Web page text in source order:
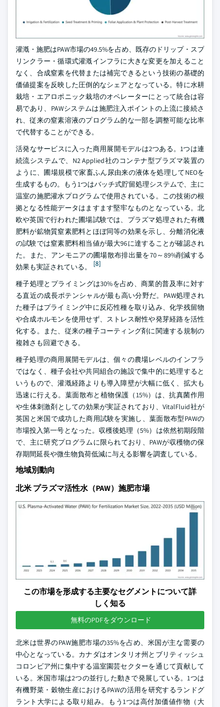
灌漑・施肥はPAW市場の49.5%を占め、既存のドリップ・スプ
リンクラー・循環式灌漑インフラに大きな変更を加えること
なく、合成窒素を代替または補完できるという技術の基礎的
価値提案を反映した圧倒的なシェアとなっている。特に水耕
栽培・エアロポニック栽培のオペレーターにとって統合は容
易であり、PAWシステムは施肥注入ポイントの上流に接続さ
れ、従来の窒素溶液のプログラム的な一部を調整可能な比率
で代替することができる。
活発なサービスに入った商用展開モデルは2つある。1つは連
続流システムで、N2 Applied社のコンテナ型プラズマ装置の
ように、圃場規模で家畜ふん尿由来の液体を処理してNEOを
生成するもの。もう1つはバッチ式貯留処理システムで、主に
温室の施肥灌水プログラムで使用されている。この技術の根
拠となる性能データはますます堅牢なものとなっている。北
欧や英国で行われた圃場試験では、プラズマ処理された有機
肥料が鉱物質窒素肥料とほぼ同等の効果を示し、分離消化液
の試験では窒素肥料相当値が最大96に達することが確認され
た。また、アンモニアの圃場散布排出量を70～89%削減する
効果も実証されている。
[8]
種子処理とプライミングは30%を占め、商業的普及率に対す
る直近の成長ポテンシャルが最も高い分野だ。PAW処理され
た種子はプライミング中に反応性種を取り込み、化学残留物
や合成ホルモンを使用せず、ストレス耐性や発芽経路を活性
化する。また、従来の種子コーティング剤に関連する規制の
複雑さも回避できる。
種子処理の商用展開モデルは、個々の農場レベルのインフラ
ではなく、種子会社や共同組合の施設で集中的に処理すると
いうもので、灌漑経路よりも導入障壁が大幅に低く、拡大も
迅速に行える。葉面散布と植物保護（15%）は、抗真菌作用
や生体刺激剤としての効果が実証されており、VitalFluid社が
英国と米国で成功した商用試験を実施し、葉面散布型PAWの
市場投入第一号となった。収穫後処理（5%）は依然初期段階
で、主に研究プログラムに限られており、PAWが収穫物の保
存期間延長や微生物負荷低減に与える影響を調査している。
地域別動向
北米 プラズマ活性水（PAW）施肥市場
この市場を形成する主要なセグメントについて詳
しく知る
無料のPDFをダウンロード
北米は世界のPAW施肥市場の35%を占め、米国が主な需要の
中心となっている。カナダはオンタリオ州とブリティッシュ
コロンビア州に集中する温室園芸セクターを通じて貢献して
いる。米国市場は2つの並行した動きで発展している。1つは
有機野菜・穀物生産におけるPAWの活用を研究するランドグ
ラント大学による取り組み。もう1つは高付加価値作物（大